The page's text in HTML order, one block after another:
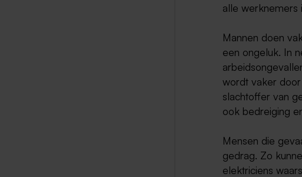
alle werknemers
Mannen doen
een ongeluk. In
wordt vaker
slachtoffer van
ook bedreiging
Mensen die
gedrag. Zo
elektriciens